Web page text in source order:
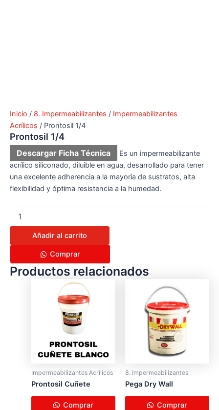
Inicio / 8. Impermeabilizantes / Impermeabilizantes
Acrílicos / Prontosil 1/4
Prontosil 1/4
Descargar Ficha Técnica
Es un impermeabilizante
acrílico siliconado, diluible en agua, desarrollado para tener
una excelente adherencia a la mayoría de sustratos, alta
flexibilidad y óptima resistencia a la humedad.
Añadir al carrito
Comprar
Productos relacionados
Impermeabilizantes Acrílicos
Prontosil Cuñete
Comprar
8. Impermeabilizantes
Pega Dry ​Wall
Comprar